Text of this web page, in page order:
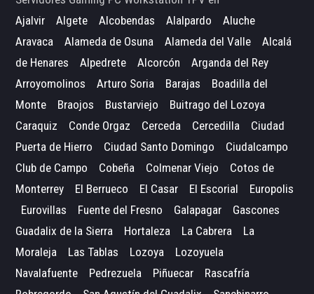
Ajalvir
Algete Alcobendas Alalpardo
Aluche
Aravaca
Alameda de Osuna Alameda del Valle
Alcalá
de Henares
Alpedrete Alcorcón
Arganda del Rey
Arroyomolinos
Arturo Soria Barajas
Boadilla del
Monte
Braojos Bustarviejo
Buitrago del Lozoya
Caraquiz
Conde Orgaz Cerceda Cercedilla
Ciudad
Puerta de Hierro
Ciudad Santo Domingo
Ciudalcampo
Club de Campo
Cobeña Colmenar Viejo
Cotos de
Monterrey
El Berrueco El Casar El Escorial
Europolis
Eurovillas
Fuente del Fresno Galapagar
Gascones
Guadalix de la Sierra
Hortaleza La Cabrera
La
Moraleja
Las Tablas Lozoya
Lozoyuela
Navalafuente
Pedrezuela Piñuecar
Rascafría